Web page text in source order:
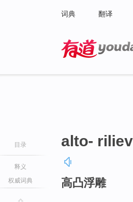
词典 翻译
目录
释义
权威词典
alto-
高凸浮雕